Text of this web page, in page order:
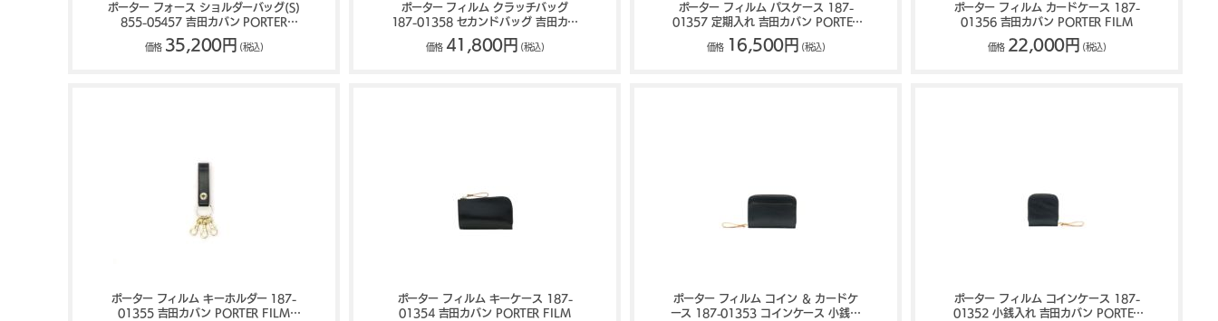
ポーター フォース ショルダーバッグ(S)
855-05457 吉田カバン PORTER
FORCE
価格 35,200円 (税込)
ポーター フィルム クラッチバッグ
187-01358 セカンドバッグ 吉田カバ
ン PORTER FILM
価格 41,800円 (税込)
ポーター フィルム パスケース 187-
01357 定期入れ 吉田カバン PORTER
FILM
価格 16,500円 (税込)
ポーター フィルム カードケース 187-
01356 吉田カバン PORTER FILM
価格 22,000円 (税込)
ポーター フィルム キーホルダー 187-
01355 吉田カバン PORTER FILM
ポーター フィルム キーケース 187-
01354 吉田カバン PORTER FILM
ポーター フィルム コイン ＆ カードケ
ース 187-01353 コインケース 小銭入
ポーター フィルム コインケース 187-
01352 小銭入れ 吉田カバン PORTER